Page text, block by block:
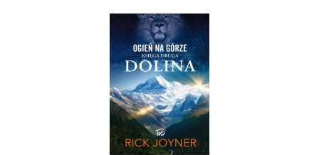
Książki obcojęzyczne
Poradniki, leksykony...
Muzyka klasyczna